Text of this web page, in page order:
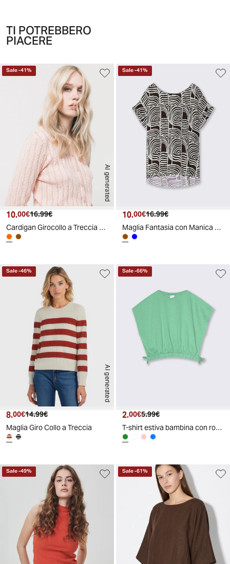
TI POTREBBERO
PIACERE
AI generated
Sale-41%
Prezzo attuale
10.00€ Prezzo originale
16.99€
Cardigan Girocollo a Treccia - Pesca
Sale-41%
Prezzo attuale
10.00€ Prezzo originale
16.99€
Maglia Fantasia con Manica a T - Moro
AI generated
Sale-46%
Prezzo attuale
8.00€ Prezzo originale
14.99€
Maglia Giro Collo a Treccia
Sale-66%
Prezzo attuale
2.00€ Prezzo originale
5.99€
T-shirt estiva bambina con rouches - Verde acqua
Sale-49% Sale-61%